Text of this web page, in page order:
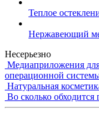
Теплое
Нержавеющий
Несерьезно
Медиаприложения
операционной
Натуральная
Во сколько